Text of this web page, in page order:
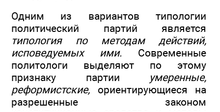
Одним из вариантов типологии
политический партий является
типология по методам действий,
исповедуемых ими. Современные
политологи выделяют по этому
признаку партии
умеренные,
реформистские, ориентирующиеся на
разрешенные законом